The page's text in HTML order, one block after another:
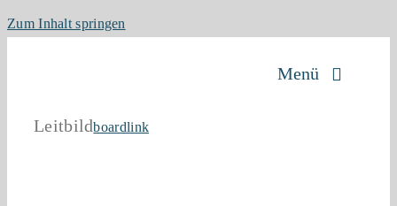
Zum Inhalt springen
Menü
Leitbildboardlink